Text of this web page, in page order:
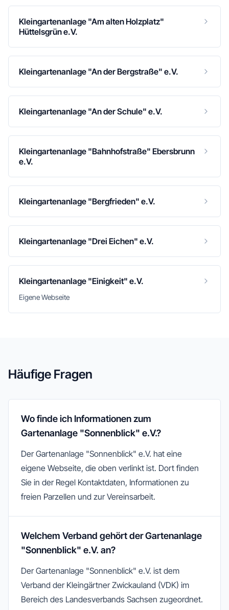
Kleingartenanlage "Am alten Holzplatz"
Hüttelsgrün e.V.
Kleingartenanlage "An der Bergstraße" e.V.
Kleingartenanlage "An der Schule" e.V.
Kleingartenanlage "Bahnhofstraße" Ebersbrunn
e.V.
Kleingartenanlage "Bergfrieden" e.V.
Kleingartenanlage "Drei Eichen" e.V.
Kleingartenanlage "Einigkeit" e.V.
Eigene Webseite
Häufige Fragen
Wo finde ich Informationen zum
Gartenanlage "Sonnenblick" e.V.?
Der Gartenanlage "Sonnenblick" e.V. hat eine
eigene Webseite, die oben verlinkt ist. Dort finden
Sie in der Regel Kontaktdaten, Informationen zu
freien Parzellen und zur Vereinsarbeit.
Welchem Verband gehört der Gartenanlage
"Sonnenblick" e.V. an?
Der Gartenanlage "Sonnenblick" e.V. ist dem
Verband der Kleingärtner Zwickauland (VDK) im
Bereich des Landesverbands Sachsen zugeordnet.